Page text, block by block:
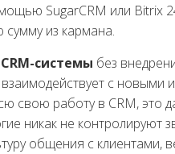
SugarCRM или Bitrix
из кармана.
CRM-системы без
взаимодействует с
свою работу в CRM, это
никак не
общения с клиентами,